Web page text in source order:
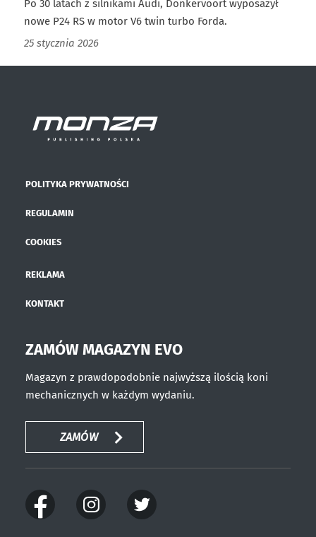
Po 30 latach z silnikami Audi, Donkervoort wyposażył
nowe P24 RS w motor V6 twin turbo Forda.
25 stycznia 2026
POLITYKA PRYWATNOŚCI
REGULAMIN
COOKIES
REKLAMA
KONTAKT
ZAMÓW MAGAZYN EVO
Magazyn z prawdopodobnie najwyższą ilością koni
mechanicznych w każdym wydaniu.
ZAMÓW